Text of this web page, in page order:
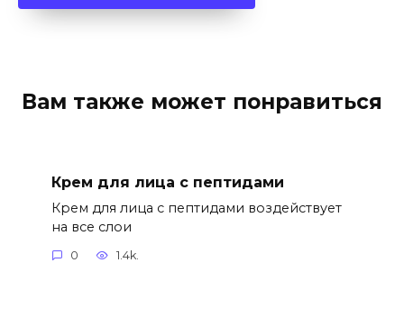
Вам также может понравиться
Крем для лица с пептидами
Крем для лица с пептидами воздействует
на все слои
0 1.4k.